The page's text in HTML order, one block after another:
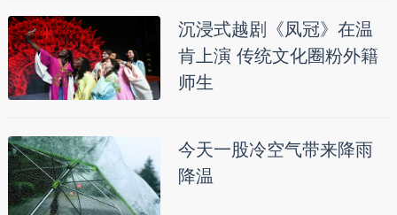
沉浸式越剧《凤冠》在温
肯上演 传统文化圈粉外籍
师生
今天一股冷空气带来降雨
降温